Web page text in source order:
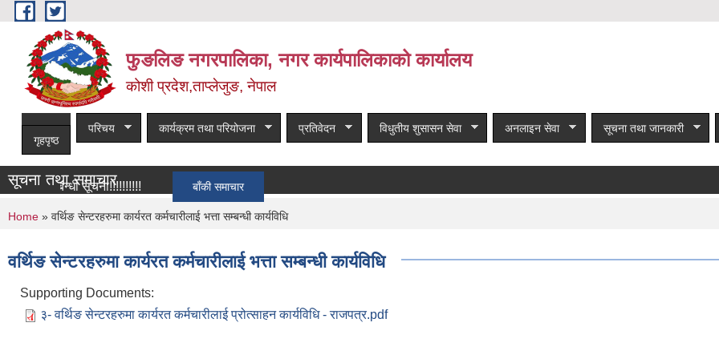
Skip to main content
फुङलिङ नगरपालिका, नगर कार्यपालिकाको कार्यालय
कोशी प्रदेश,ताप्लेजुङ, नेपाल
गृहपृष्ठ
परिचय कार्यक्रम तथा परियोजना प्रतिवेदन विधुतीय शुसासन सेवा अनलाइन सेवा सूचना तथा जानकारी
सूचना तथा समाचार
सम्बन्धी सूचना!!!!!!!!!! बाँकी समाचार
You are here
Home » वर्थिङ सेन्टरहरुमा कार्यरत कर्मचारीलाई भत्ता सम्बन्धी कार्यविधि
वर्थिङ सेन्टरहरुमा कार्यरत कर्मचारीलाई भत्ता सम्बन्धी कार्यविधि
Supporting Documents:
३- वर्थिङ सेन्टरहरुमा कार्यरत कर्मचारीलाई प्रोत्साहन कार्यविधि - राजपत्र.pdf